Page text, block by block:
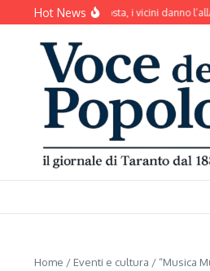
Salta al contenuto
Hot News
abbaia senza sosta, i vicini danno l’allarme:
Home / Eventi e cultura / “Musica